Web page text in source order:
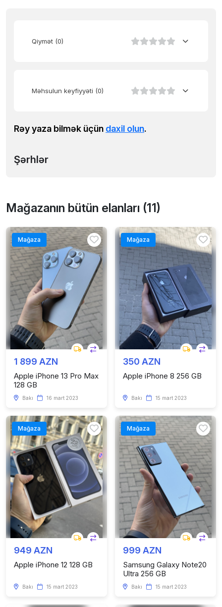
Qiymət (0)
Məhsulun keyfiyyəti (0)
Rəy yaza bilmək üçün daxil olun.
Şərhlər
Mağazanın bütün elanları (11)
Mağaza
1 899 AZN
Apple iPhone 13 Pro Max
128 GB
Bakı 16 mart 2023
Mağaza
350 AZN
Apple iPhone 8 256 GB
Bakı 15 mart 2023
Mağaza
949 AZN
Apple iPhone 12 128 GB
Bakı 15 mart 2023
Mağaza
999 AZN
Samsung Galaxy Note20
Ultra 256 GB
Bakı 15 mart 2023